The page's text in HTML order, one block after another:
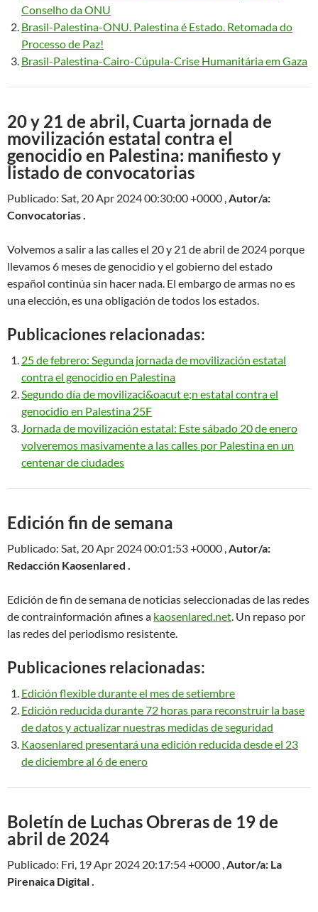
Conselho da ONU
Brasil-Palestina-ONU. Palestina é Estado. Retomada do
Processo de Paz!
Brasil-Palestina-Cairo-Cúpula-Crise Humanitária em Gaza
20 y 21 de abril, Cuarta jornada de
movilización estatal contra el
genocidio en Palestina: manifiesto y
listado de convocatorias
Publicado: Sat, 20 Apr 2024 00:30:00 +0000 ,Autor/a:
Convocatorias .
Volvemos a salir a las calles el 20 y 21 de abril de 2024 porque
llevamos 6 meses de genocidio y el gobierno del estado
español continúa sin hacer nada. El embargo de armas no es
una elección, es una obligación de todos los estados.
Publicaciones relacionadas:
25 de febrero: Segunda jornada de movilización estatal
contra el genocidio en Palestina
Segundo día de movilizaci&oacut e;n estatal contra el
genocidio en Palestina 25F
Jornada de movilización estatal: Este sábado 20 de enero
volveremos masivamente a las calles por Palestina en un
centenar de ciudades
Edición fin de semana
Publicado: Sat, 20 Apr 2024 00:01:53 +0000 ,Autor/a:
Redacción Kaosenlared .
Edición de fin de semana de noticias seleccionadas de las redes
de contrainformación afines a kaosenlared.net. Un repaso por
las redes del periodismo resistente.
Publicaciones relacionadas:
Edición flexible durante el mes de setiembre
Edición reducida durante 72 horas para reconstruir la base
de datos y actualizar nuestras medidas de seguridad
Kaosenlared presentará una edición reducida desde el 23
de diciembre al 6 de enero
Boletín de Luchas Obreras de 19 de
abril de 2024
Publicado: Fri, 19 Apr 2024 20:17:54 +0000 ,Autor/a: La
Pirenaica Digital .